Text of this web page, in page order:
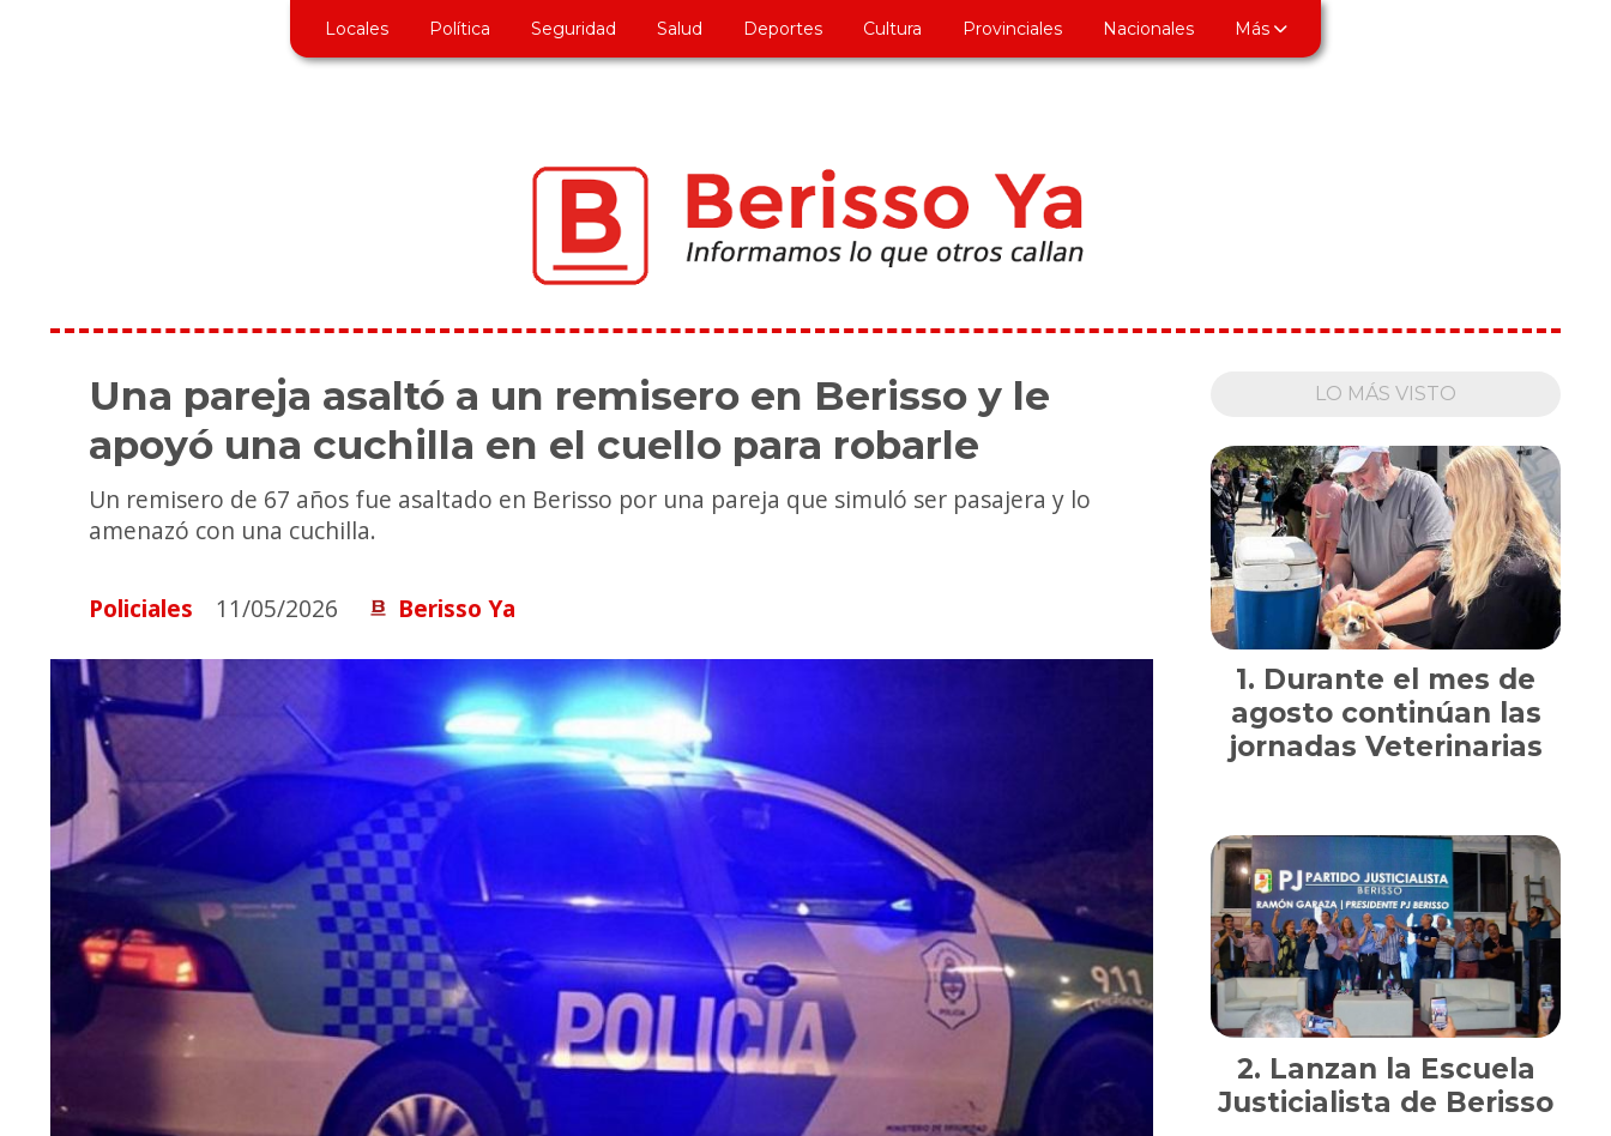
Locales Política Seguridad Salud Deportes Cultura Provinciales Nacionales Más
Una pareja asaltó a un remisero en Berisso y le
apoyó una cuchilla en el cuello para robarle
Un remisero de 67 años fue asaltado en Berisso por una pareja que simuló ser pasajera y lo
amenazó con una cuchilla.
Policiales 11/05/2026 Berisso Ya
LO MÁS VISTO
Durante el mes de
agosto continúan las
jornadas Veterinarias
Lanzan la Escuela
Justicialista de Berisso